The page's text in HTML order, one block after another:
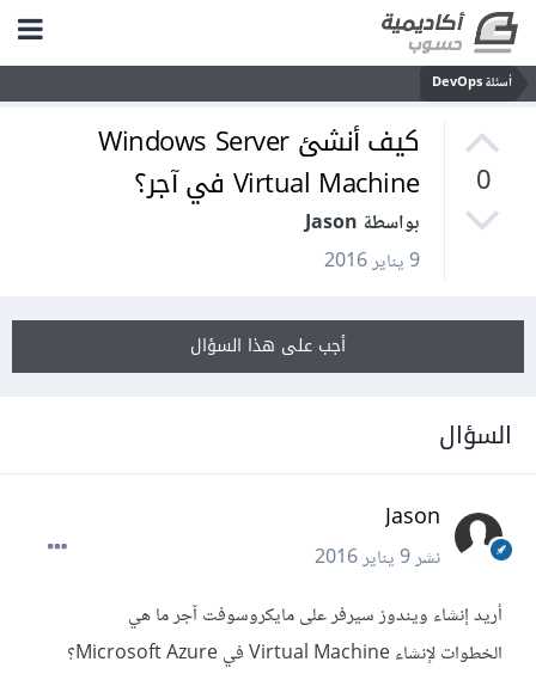
أسئلة DevOps
0
كيف أنشئ Windows Server
Virtual Machine في آجر؟
بواسطة Jason
9 يناير 2016
أجب على هذا السؤال
السؤال
Jason
نشر9 يناير 2016
أريد إنشاء ويندوز سيرفر على مايكروسوفت آجر ما هي
الخطوات لإنشاء Virtual Machine في Microsoft Azure؟